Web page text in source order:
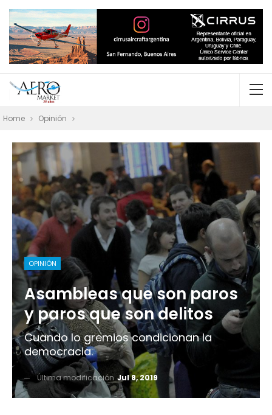
Home Opinión
OPINIÓN
Asambleas que son paros
y paros que son delitos
Cuando lo gremios condicionan la
democracia.
Última modificación Jul 8, 2019